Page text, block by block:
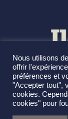
Nous utilisons
offrir
préférences et
"Accepter tout",
cookies.
cookies" pour